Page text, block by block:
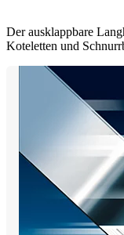
Der ausklappbare
Koteletten und